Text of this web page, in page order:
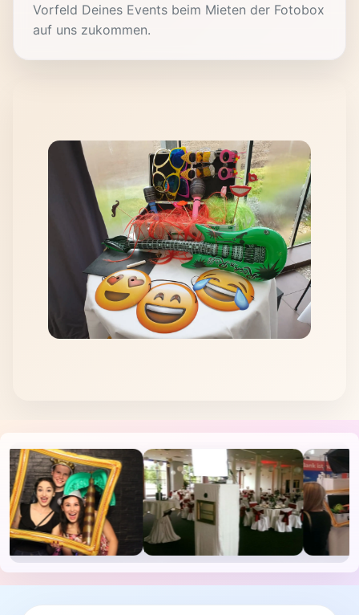
Vorfeld Deines Events beim Mieten der Fotobox
auf uns zukommen.